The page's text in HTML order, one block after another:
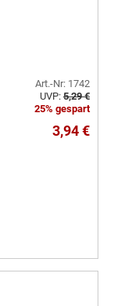
Art.-Nr: 1742
UVP: 5,29 €
25% gespart
3,94 €